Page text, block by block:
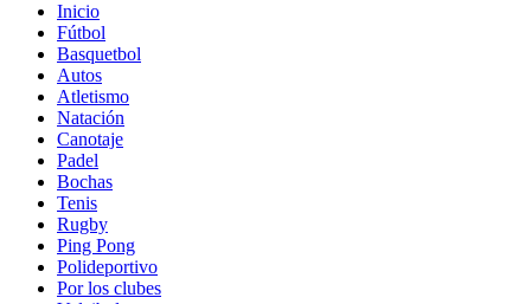
Inicio
Fútbol
Basquetbol
Autos
Atletismo
Natación
Canotaje
Padel
Bochas
Tenis
Rugby
Ping Pong
Polideportivo
Por los clubes